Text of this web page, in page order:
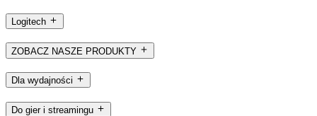
Logitech
ZOBACZ NASZE PRODUKTY
Dla wydajności
Do gier i streamingu